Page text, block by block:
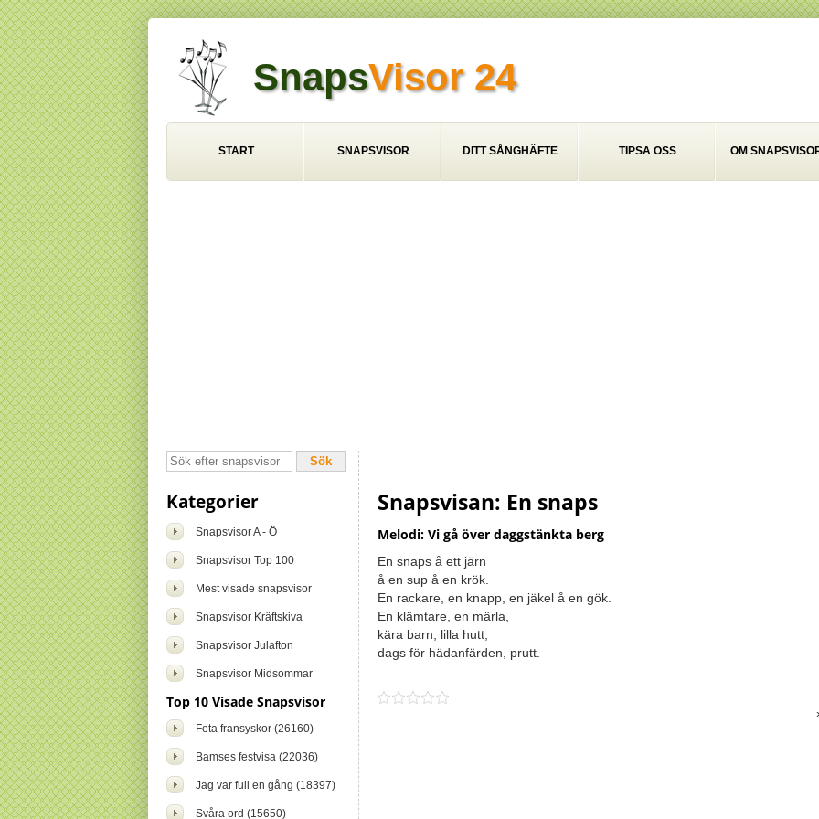
SnapsVisor 24
START SNAPSVISOR DITT SÅNGHÄFTE TIPSA OSS OM
Kategorier
Snapsvisor A - Ö
Snapsvisor Top 100
Mest visade snapsvisor
Snapsvisor Kräftskiva
Snapsvisor Julafton
Snapsvisor Midsommar
Top 10 Visade Snapsvisor
Feta fransyskor (26160)
Bamses festvisa (22036)
Jag var full en gång (18397)
Svåra ord (15650)
Snapsvisan: En snaps
Melodi: Vi gå över daggstänkta berg
En snaps å ett järn
å en sup å en krök.
En rackare, en knapp, en jäkel å en gök.
En klämtare, en märla,
kära barn, lilla hutt,
dags för hädanfärden, prutt.